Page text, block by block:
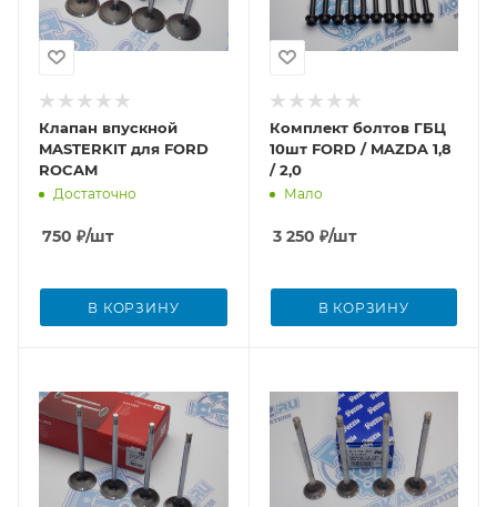
Клапан впускной
MASTERKIT для FORD
ROCAM
Достаточно
750 ₽/шт
В КОРЗИНУ
Комплект болтов ГБЦ
10шт FORD / MAZDA 1,8
/ 2,0
Мало
3 250 ₽/шт
В КОРЗИНУ